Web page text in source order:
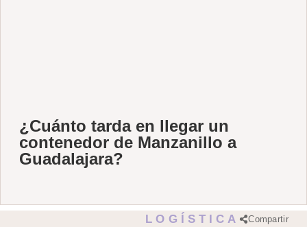
¿Cuánto tarda en llegar un
contenedor de Manzanillo a
Guadalajara?
Compartir
LOGÍSTICA